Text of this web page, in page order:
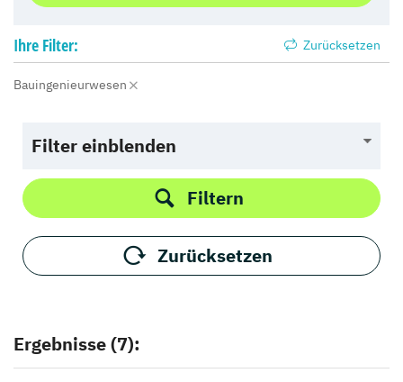
Ihre Filter: Zurücksetzen
Bauingenieurwesen
Filter einblenden
Filtern
Zurücksetzen
Ergebnisse (7):